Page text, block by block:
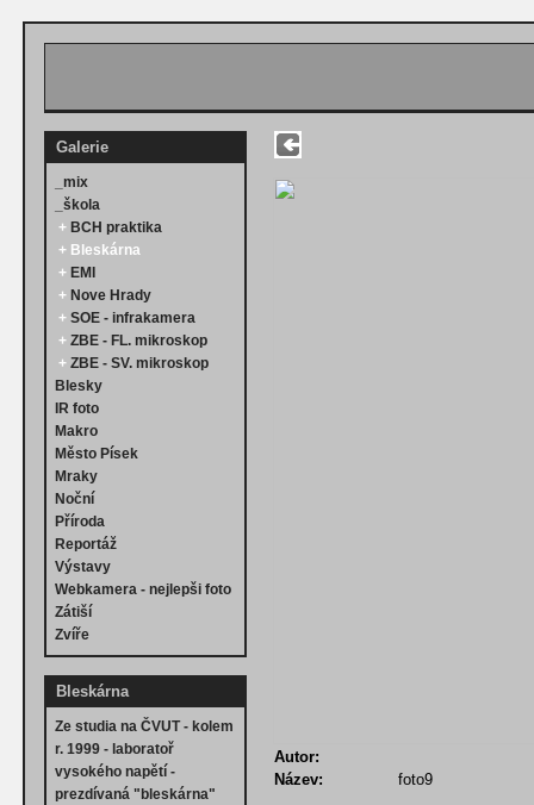
Galerie
_mix
_škola
+ BCH praktika
+ Bleskárna
+ EMI
+ Nove Hrady
+ SOE - infrakamera
+ ZBE - FL. mikroskop
+ ZBE - SV. mikroskop
Blesky
IR foto
Makro
Město Písek
Mraky
Noční
Příroda
Reportáž
Výstavy
Webkamera - nejlepši foto
Zátiší
Zvíře
Bleskárna
Ze studia na ČVUT - kolem
r. 1999 - laboratoř
vysokého napětí -
prezdívaná "bleskárna"
Autor:
Název:
foto9